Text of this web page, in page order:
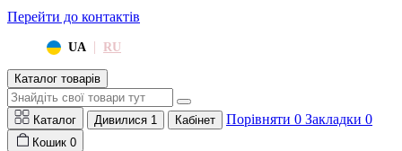
Перейти до контактів
UA | RU
Каталог товарів
Каталог Дивилися 1 Кабінет Порівняти 0 Закладки 0
Кошик 0